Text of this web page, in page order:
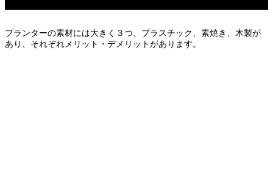
プランターの素材には大きく３つ、プラスチック、素焼き、木製が
あり、それぞれメリット・デメリットがあります。